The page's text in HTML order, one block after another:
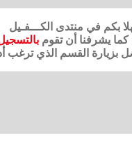
بكم في منتدى الكـــفـيل
كما يشرفنا أن تقوم
بزيارة القسم الذي ترغب